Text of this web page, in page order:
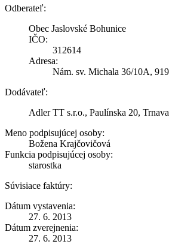
Odberateľ:
Obec Jaslovské Bohunice
IČO:
312614
Adresa:
Nám. sv. Michala 36/10A,
Dodávateľ:
Adler TT s.r.o., Paulínska 20,
Meno podpisujúcej osoby:
Božena Krajčovičová
Funkcia podpisujúcej osoby:
starostka
Súvisiace faktúry:
Dátum vystavenia:
27. 6. 2013
Dátum zverejnenia:
27. 6. 2013